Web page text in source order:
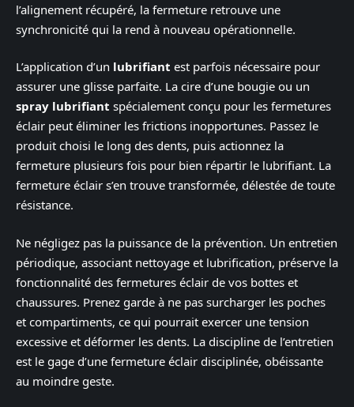
l’alignement récupéré, la fermeture retrouve une
synchronicité qui la rend à nouveau opérationnelle.
L’application d’un lubrifiant est parfois nécessaire pour
assurer une glisse parfaite. La cire d’une bougie ou un
spray lubrifiant spécialement conçu pour les fermetures
éclair peut éliminer les frictions inopportunes. Passez le
produit choisi le long des dents, puis actionnez la
fermeture plusieurs fois pour bien répartir le lubrifiant. La
fermeture éclair s’en trouve transformée, délestée de toute
résistance.
Ne négligez pas la puissance de la prévention. Un entretien
périodique, associant nettoyage et lubrification, préserve la
fonctionnalité des fermetures éclair de vos bottes et
chaussures. Prenez garde à ne pas surcharger les poches
et compartiments, ce qui pourrait exercer une tension
excessive et déformer les dents. La discipline de l’entretien
est le gage d’une fermeture éclair disciplinée, obéissante
au moindre geste.